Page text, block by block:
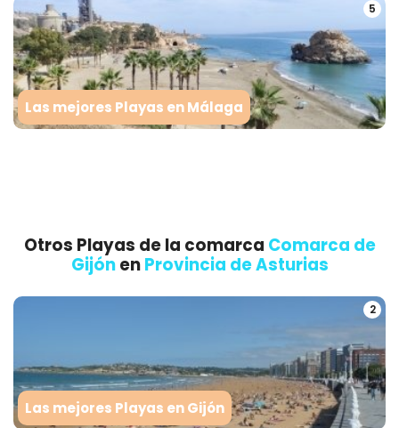
5
Las mejores Playas en Málaga
Otros Playas de la comarca Comarca de
Gijónen Provincia de Asturias
2
Las mejores Playas en Gijón